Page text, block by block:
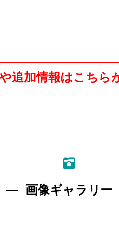
追加情報はこちら
画像ギャラリー